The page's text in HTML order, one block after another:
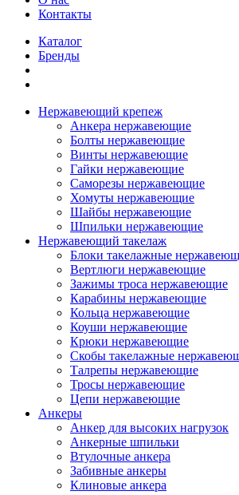
Контакты
Каталог
Бренды
Нержавеющий крепеж
Анкера нержавеющие
Болты нержавеющие
Винты нержавеющие
Гайки нержавеющие
Саморезы нержавеющие
Хомуты нержавеющие
Шайбы нержавеющие
Шпильки нержавеющие
Нержавеющий такелаж
Блоки такелажные
Вертлюги нержавеющие
Зажимы троса нержавеющие
Карабины нержавеющие
Кольца нержавеющие
Коуши нержавеющие
Крюки нержавеющие
Скобы такелажные
Талрепы нержавеющие
Тросы нержавеющие
Цепи нержавеющие
Анкеры
Анкер для высоких нагрузок
Анкерные шпильки
Втулочные анкера
Забивные анкеры
Клиновые анкера